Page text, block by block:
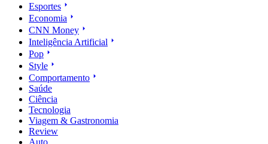
Esportes
Economia
CNN Money
Inteligência Artificial
Pop
Style
Comportamento
Saúde
Ciência
Tecnologia
Viagem & Gastronomia
Review
Auto